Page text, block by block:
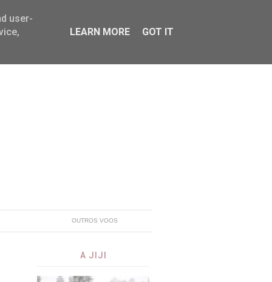
OUTROS VOOS
A JIJI
user-
LEARN MORE GOT IT